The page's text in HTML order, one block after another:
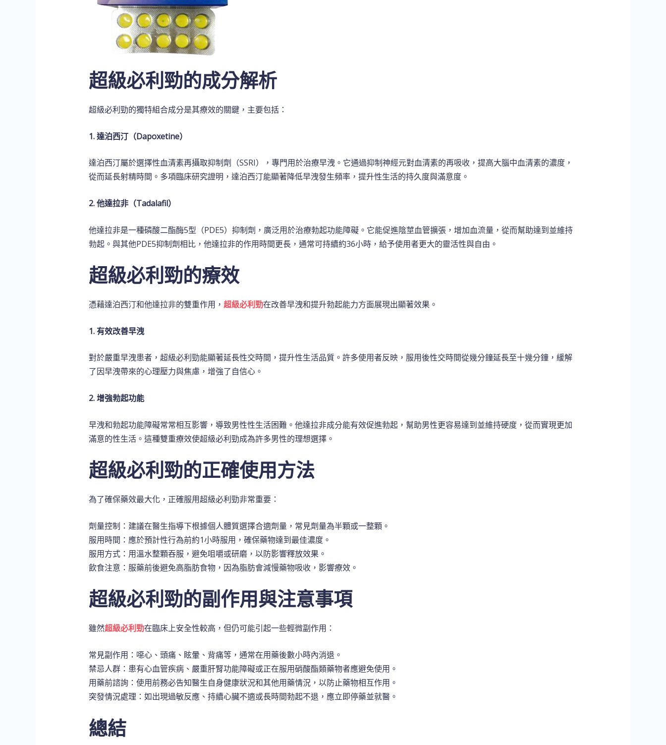
超級必利勁的成分解析
超級必利勁的獨特組合成分是其療效的關鍵，主要包括：
1. 達泊西汀（Dapoxetine）
達泊西汀屬於選擇性血清素再攝取抑制劑（SSRI），專門用於治療早洩。它通過抑制神經元對血清素的再吸收，提高大腦中血清素的濃度，
從而延長射精時間。多項臨床研究證明，達泊西汀能顯著降低早洩發生頻率，提升性生活的持久度與滿意度。
2. 他達拉非（Tadalafil）
他達拉非是一種磷酸二酯酶5型（PDE5）抑制劑，廣泛用於治療勃起功能障礙。它能促進陰莖血管擴張，增加血流量，從而幫助達到並維持
勃起。與其他PDE5抑制劑相比，他達拉非的作用時間更長，通常可持續約36小時，給予使用者更大的靈活性與自由。
超級必利勁的療效
憑藉達泊西汀和他達拉非的雙重作用， 超級必利勁在改善早洩和提升勃起能力方面展現出顯著效果。
1. 有效改善早洩
對於嚴重早洩患者，超級必利勁能顯著延長性交時間，提升性生活品質。許多使用者反映，服用後性交時間從幾分鐘延長至十幾分鐘，緩解
了因早洩帶來的心理壓力與焦慮，增強了自信心。
2. 增強勃起功能
早洩和勃起功能障礙常常相互影響，導致男性性生活困難。他達拉非成分能有效促進勃起，幫助男性更容易達到並維持硬度，從而實現更加
滿意的性生活。這種雙重療效使超級必利勁成為許多男性的理想選擇。
超級必利勁的正確使用方法
為了確保藥效最大化，正確服用超級必利勁非常重要：
劑量控制：建議在醫生指導下根據個人體質選擇合適劑量，常見劑量為半顆或一整顆。
服用時間：應於預計性行為前約1小時服用，確保藥物達到最佳濃度。
服用方式：用溫水整顆吞服，避免咀嚼或研磨，以防影響釋放效果。
飲食注意：服藥前後避免高脂肪食物，因為脂肪會減慢藥物吸收，影響療效。
超級必利勁的副作用與注意事項
雖然超級必利勁在臨床上安全性較高，但仍可能引起一些輕微副作用：
常見副作用：噁心、頭痛、眩暈、背痛等，通常在用藥後數小時內消退。
禁忌人群：患有心血管疾病、嚴重肝腎功能障礙或正在服用硝酸酯類藥物者應避免使用。
用藥前諮詢：使用前務必告知醫生自身健康狀況和其他用藥情況，以防止藥物相互作用。
突發情況處理：如出現過敏反應、持續心臟不適或長時間勃起不退，應立即停藥並就醫。
總結